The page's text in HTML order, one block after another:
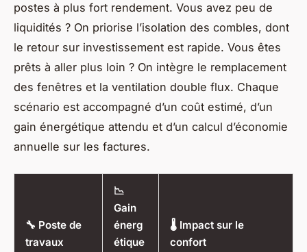
postes à plus fort rendement. Vous avez peu de
liquidités ? On priorise l’isolation des combles, dont
le retour sur investissement est rapide. Vous êtes
prêts à aller plus loin ? On intègre le remplacement
des fenêtres et la ventilation double flux. Chaque
scénario est accompagné d’un coût estimé, d’un
gain énergétique attendu et d’un calcul d’économie
annuelle sur les factures.
🔧 Poste de
travaux
📉
Gain
énerg
étique
🌡️ Impact sur le
confort